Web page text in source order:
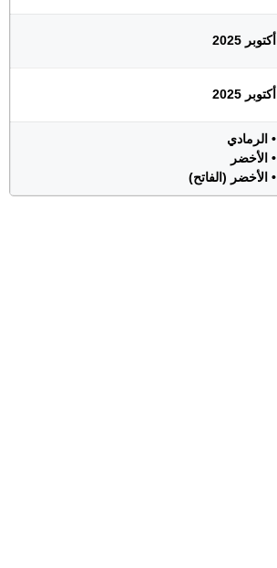
أكتوبر 2025
أكتوبر 2025
• الرمادي
• الأخضر
• الأخضر (الفاتح)